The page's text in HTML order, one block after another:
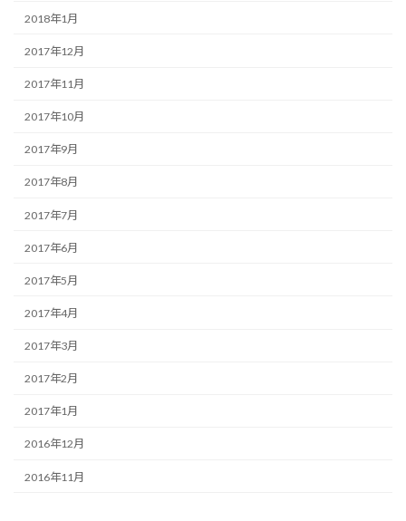
2018年1月
2017年12月
2017年11月
2017年10月
2017年9月
2017年8月
2017年7月
2017年6月
2017年5月
2017年4月
2017年3月
2017年2月
2017年1月
2016年12月
2016年11月